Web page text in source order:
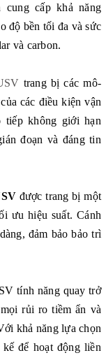
cung cấp khả năng
độ bền tối đa và sức
và carbon.
trang bị các mô-
các điều kiện vận
tiếp không giới hạn
đoạn và đáng tin
được trang bị một
ưu hiệu suất. Cánh
đảm bảo bảo trì
tính năng quay trở
rủi ro tiềm ẩn và
khả năng lựa chọn
để hoạt động liền